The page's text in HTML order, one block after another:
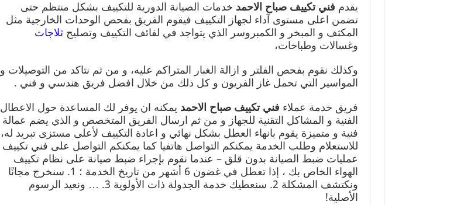
يقدم فني تكييف صباح الاحمد خدمات الصيانة الدورية للتكييف بشكل منتظم حتى
تضمن اعلى مستوى آداء لجهاز التكييف فيقوم الفريق بفحص الوحدات الخارجية مثل
المكثف و المبخر و الكمبروسر الذي يتواجد في لفائف التكييف وتصليحثلاجات
وغسالات وطباخات،
وكذلك نقوم بفحص الفلتر و ازالة الغبار المتراكم عليه، و من ثم نتاكد من التوصيلات و
المواسير التي تحمل غاز الفريون و كل ذلك من خلال افضل فريق هندسي و فني .
فريق خدمة عملاء فني تكييف صباح الاحمد يمكنه ان يوفر لك المساعدة حول الاعطال
الفنية و المشاكل التقنية للجهاز و من ثم ارسال الفريق المتخصص و الذي يضم عمالة
فنية و متميزة يقوم بانهاء العطل بشكل نهائي و اعادة التكييف لأعلى مستزى تبريد له،
للاستعلام وطلب الخدمة يمكنكم التواصل هاتفيا كما يمكنكم التواصل على فني تكييف
عمليات ضبط الصيانة بدون قلق – عندما نقوم بإجراء ضبط صيانة على نظام تكييف
الهواء الخاص بك ، إذا تعطل في غضون 6 أشهر من تاريخ الخدمة ؛ 1. سنخرج مجانًا
ونكتشف المشكلة 2. سنعطيك خدمة الجدولة ذات الأولوية 3. … ونعيد الرسوم
الأصلية!